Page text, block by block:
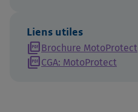
Liens utiles
picture_as_pdfBrochure MotoProtect
picture_as_pdfCGA: MotoProtect